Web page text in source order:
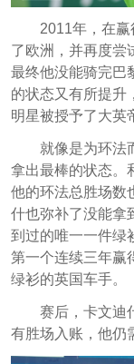
2011年，在
了欧洲，并再度尝
最终他没能骑完巴
的状态又有所提升
明星被授予了大英
就像是为环法
拿出最棒的状态。
他的环法总胜场数
什也弥补了没能拿
到过的唯一一件绿
第一个连续三年赢
绿衫的英国车手。
赛后，卡文迪
有胜场入账，他仍